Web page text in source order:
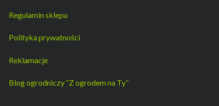
Regulamin sklepu
Polityka prywatności
Reklamacje
Blog ogrodniczy “Z ogrodem na Ty”